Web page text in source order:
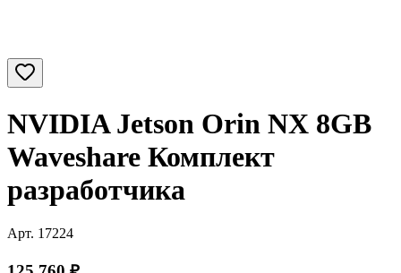
NVIDIA Jetson Orin NX 8GB
Waveshare Комплект
разработчика
Арт. 17224